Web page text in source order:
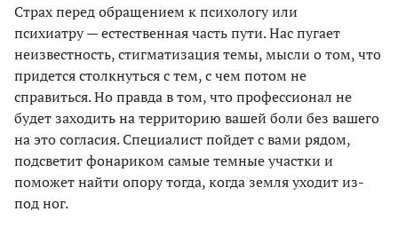
Страх перед обращением к психологу или
психиатру — естественная часть пути. Нас пугает
неизвестность, стигматизация темы, мысли о том, что
придется столкнуться с тем, с чем потом не
справиться. Но правда в том, что профессионал не
будет заходить на территорию вашей боли без вашего
на это согласия. Специалист пойдет с вами рядом,
подсветит фонариком самые темные участки и
поможет найти опору тогда, когда земля уходит из-
под ног.